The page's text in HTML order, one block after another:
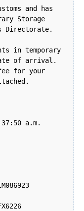
and has
Storage
Directorate.
in temporary
of arrival.
for your
a.m.